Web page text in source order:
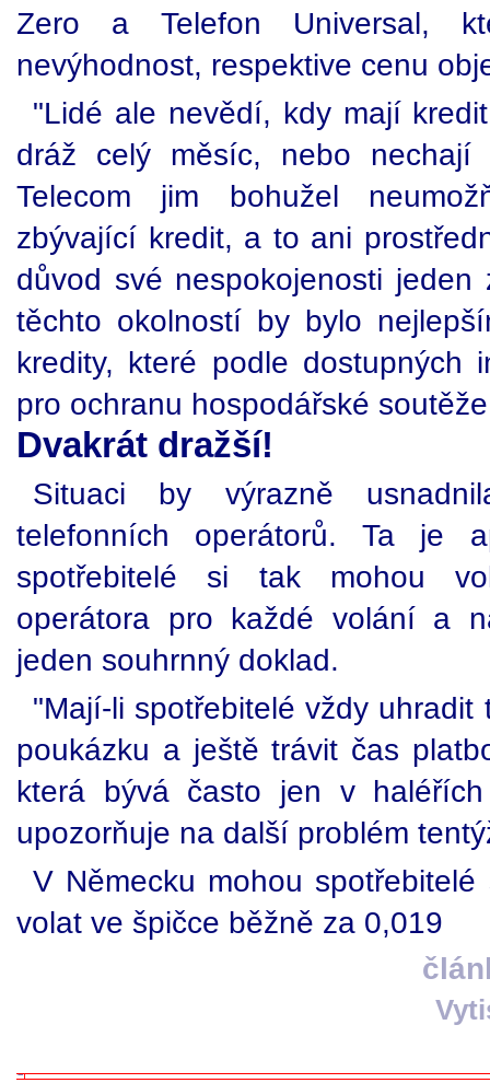
Zero a Telefon Universal,
nevýhodnost, respektive cenu
"Lidé ale nevědí, kdy mají
dráž celý měsíc, nebo nechají
Telecom jim bohužel
zbývající kredit, a to ani
důvod své nespokojenosti
těchto okolností by bylo
kredity, které podle dostupných
pro ochranu hospodářské
Dvakrát dražší!
Situaci by výrazně
telefonních operátorů. Ta je
spotřebitelé si tak mohou
operátora pro každé volání a
jeden souhrnný doklad.
"Mají-li spotřebitelé vždy
poukázku a ještě trávit čas
která bývá často jen v
upozorňuje na další problém
V Německu mohou
volat ve špičce běžně za 0,019